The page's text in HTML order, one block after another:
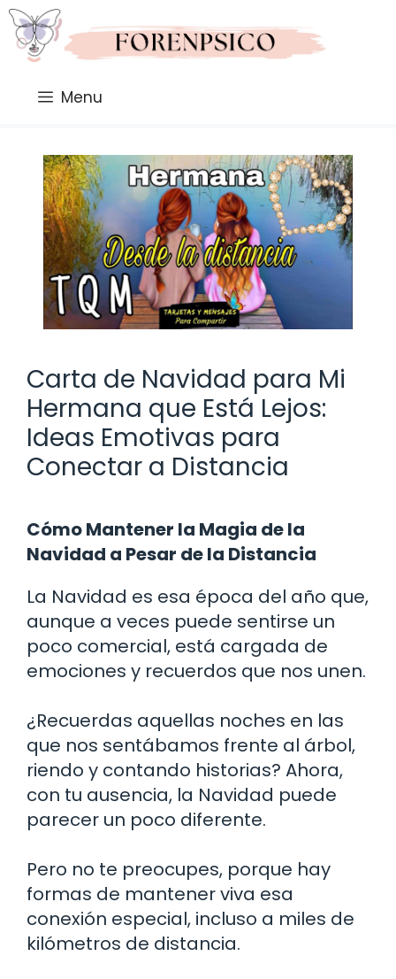
Saltar
al
contenido
Menu
Carta de Navidad para Mi
Hermana que Está Lejos:
Ideas Emotivas para
Conectar a Distancia
Cómo Mantener la Magia de la
Navidad a Pesar de la Distancia
La Navidad es esa época del año que,
aunque a veces puede sentirse un
poco comercial, está cargada de
emociones y recuerdos que nos unen.
¿Recuerdas aquellas noches en las
que nos sentábamos frente al árbol,
riendo y contando historias? Ahora,
con tu ausencia, la Navidad puede
parecer un poco diferente.
Pero no te preocupes, porque hay
formas de mantener viva esa
conexión especial, incluso a miles de
kilómetros de distancia.